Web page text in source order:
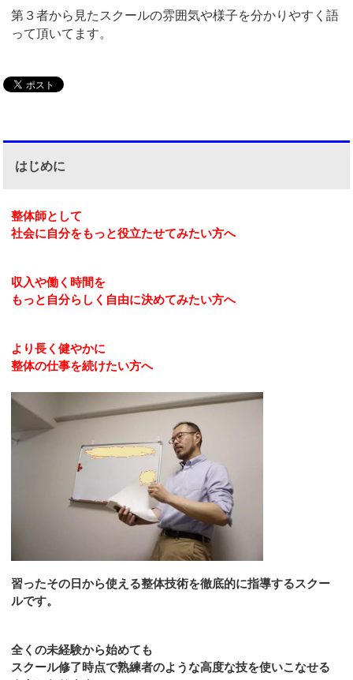
第３者から見たスクールの雰囲気や様子を分かりやすく語
って頂いてます。
はじめに
整体師として
社会に自分をもっと役立たせてみたい方へ
収入や働く時間を
もっと自分らしく自由に決めてみたい方へ
より長く健やかに
整体の仕事を続けたい方へ
習ったその日から使える整体技術を徹底的に指導するスクー
ルです。
全くの未経験から始めても
スクール修了時点で熟練者のような高度な技を使いこなせる